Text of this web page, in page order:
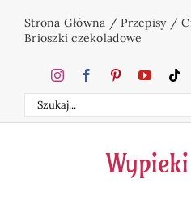
Strona Główna /Przepisy/
Brioszki czekoladowe
Szukaj